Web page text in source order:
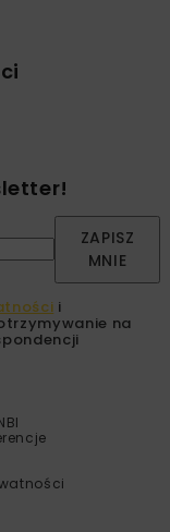
ZAPISZ
MNIE
i
na